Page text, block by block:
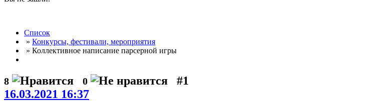
Список
» Конкурсы, фестивали, мероприятия
» Коллективное написание парсерной игры
8 0
#1
16.03.2021 16:37